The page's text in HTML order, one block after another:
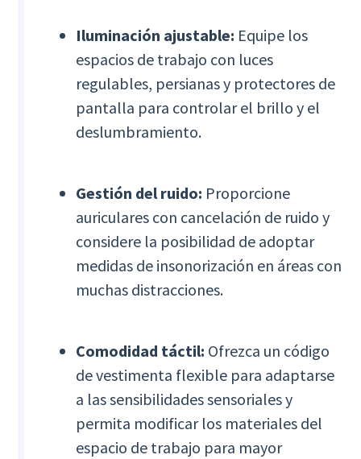
Iluminación ajustable: Equipe los
espacios de trabajo con luces
regulables, persianas y protectores de
pantalla para controlar el brillo y el
deslumbramiento.
Gestión del ruido: Proporcione
auriculares con cancelación de ruido y
considere la posibilidad de adoptar
medidas de insonorización en áreas con
muchas distracciones.
Comodidad táctil: Ofrezca un código
de vestimenta flexible para adaptarse
a las sensibilidades sensoriales y
permita modificar los materiales del
espacio de trabajo para mayor